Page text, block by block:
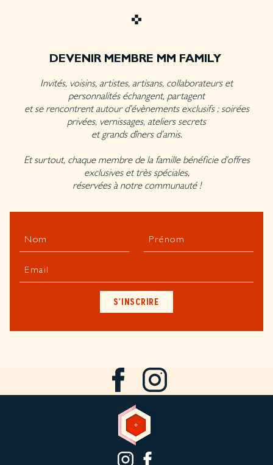
DEVENIR MEMBRE MM FAMILY
Invités, voisins, artistes, artisans, collaborateurs et
personnalités échangent, partagent
et se rencontrent autour d’évènements exclusifs : soirées
privées, vernissages, ateliers secrets
et grands dîners d’amis.
Et surtout, chaque membre de la famille bénéficie d’offres
exclusives et très spéciales,
réservées à notre communauté !
Nom Prénom
Email
S'INSCRIRE